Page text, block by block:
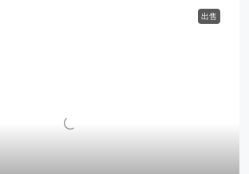
出售